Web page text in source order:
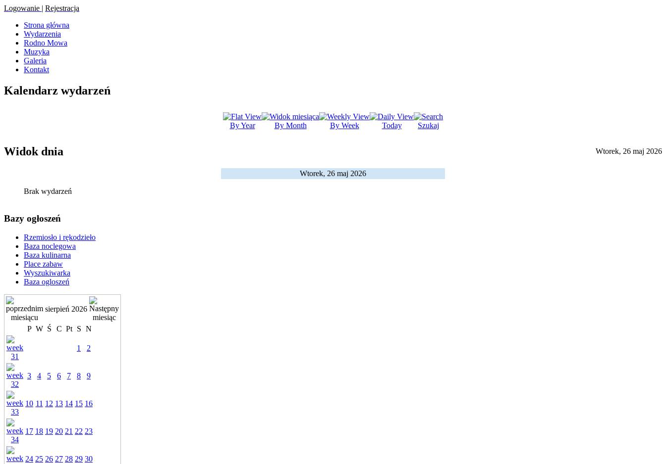
Logowanie | Rejestracja
Strona główna
Wydarzenia
Rodno Mowa
Muzyka
Galeria
Kontakt
Kalendarz wydarzeń
By Year By Month By Week Today Szukaj
Widok dnia Wtorek, 26 maj 2026
Wtorek, 26 maj 2026
Brak wydarzeń
Bazy ogłoszeń
Rzemiosło i rękodzieło
Baza noclegowa
Baza kulinarna
Place zabaw
Wyszukiwarka
Baza ogloszeń
sierpień 2026
P W Ś C Pt S N
1 2
3 4 5 6 7 8 9
10 11 12 13 14 15 16
17 18 19 20 21 22 23
24 25 26 27 28 29 30